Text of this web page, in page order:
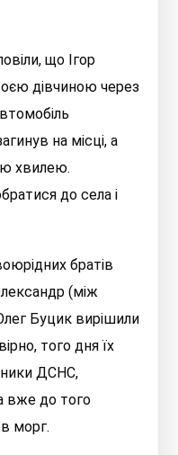
що Ігор
дівчиною через
на місці, а
хвилею.
до села і
братів
(між
Буцик вирішили
того дня їх
ДСНС,
вже до того
морг.